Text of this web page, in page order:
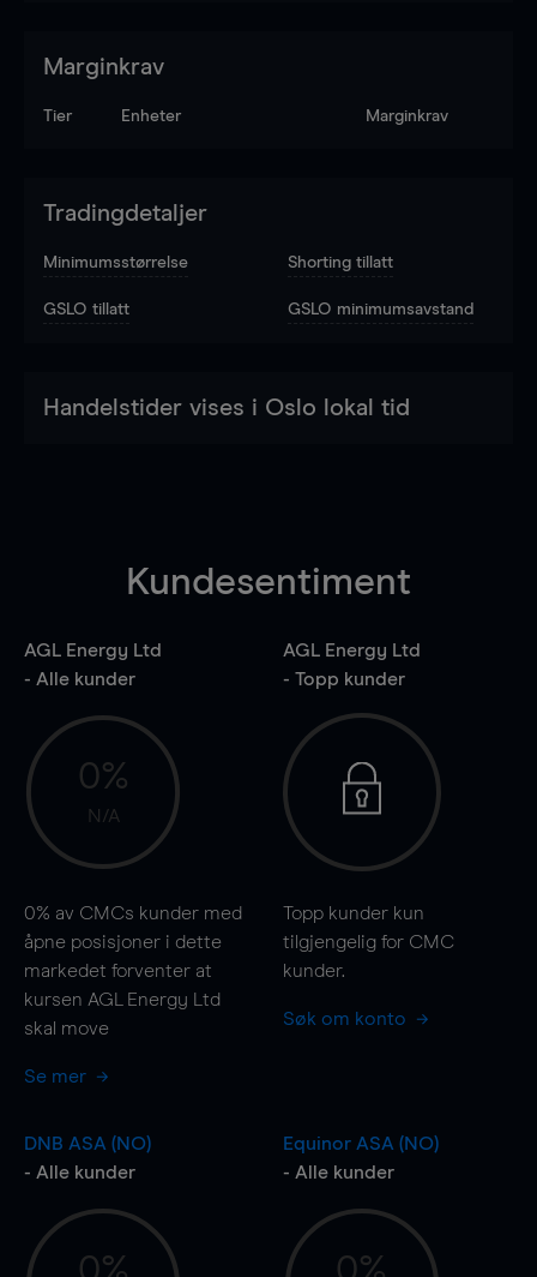
Marginkrav
Tier Enheter Marginkrav
Tradingdetaljer
Minimumsstørrelse Shorting tillatt
GSLO tillatt GSLO minimumsavstand
Handelstider vises i Oslo lokal tid
Kundesentiment
AGL Energy Ltd
- Alle kunder
0%
N/A
0% av CMCs kunder med
åpne posisjoner i dette
markedet forventer at
kursen AGL Energy Ltd
skal move
Se mer
AGL Energy Ltd
- Topp kunder
Topp kunder kun
tilgjengelig for CMC
kunder.
Søk om konto
DNB ASA (NO)
- Alle kunder
Equinor ASA (NO)
- Alle kunder